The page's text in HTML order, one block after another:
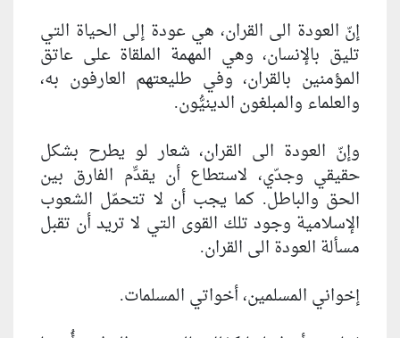
إنّ العودة الى القران، هي عودة إلى الحياة التي
تليق بالإنسان، وهي المهمة الملقاة على عاتق
المؤمنين بالقران، وفي طليعتهم العارفون به،
والعلماء والمبلغون الدينيُّون.
وإنّ العودة الى القران، شعار لو يطرح بشكل
حقيقي وجدّي، لاستطاع أن يقدِّم الفارق بين
الحق والباطل. كما يجب أن لا تتحمّل الشعوب
الإسلامية وجود تلك القوى التي لا تريد أن تقبل
مسألة العودة الى القران.
إخواني المسلمين، أخواتي المسلمات.